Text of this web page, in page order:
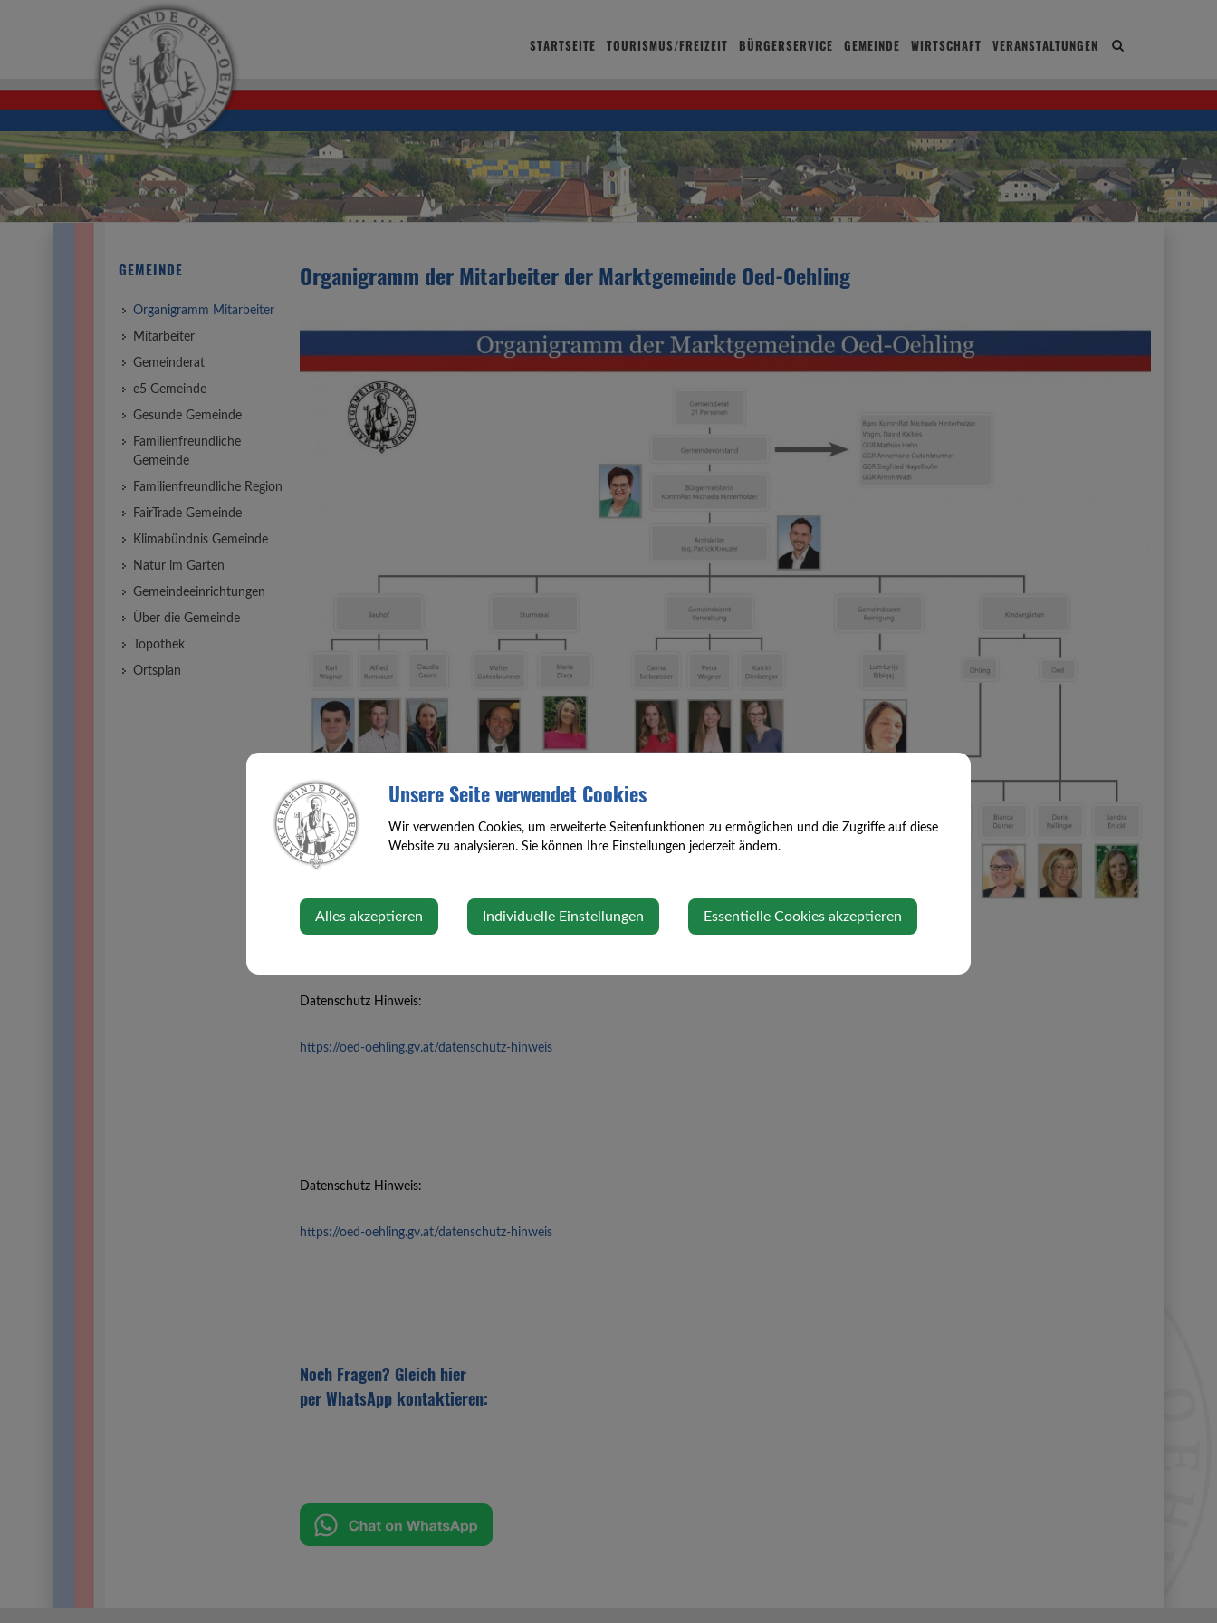
Site
STARTSEITE TOURISMUS/FREIZEIT BÜRGERSERVICE GEMEINDE WIRTSCHAFT VERANSTALTUNGEN
Organigramm der Mitarbeiter der Marktgemeinde Oed-Oehling
Datenschutz Hinweis:
https://oed-oehling.gv.at/datenschutz-hinweis
Datenschutz Hinweis:
https://oed-oehling.gv.at/datenschutz-hinweis
Noch Fragen? Gleich hier
per WhatsApp kontaktieren:
GEMEINDE
Organigramm Mitarbeiter
Mitarbeiter
Gemeinderat
e5 Gemeinde
Gesunde Gemeinde
Familienfreundliche
Gemeinde
Familienfreundliche Region
FairTrade Gemeinde
Klimabündnis Gemeinde
Natur im Garten
Gemeindeeinrichtungen
Über die Gemeinde
Topothek
Ortsplan
Unsere Seite verwendet Cookies
Wir verwenden Cookies, um erweiterte Seitenfunktionen zu ermöglichen und die Zugriffe auf diese
Website zu analysieren. Sie können Ihre Einstellungen jederzeit ändern.
Alles akzeptieren Individuelle Einstellungen Essentielle Cookies akzeptieren